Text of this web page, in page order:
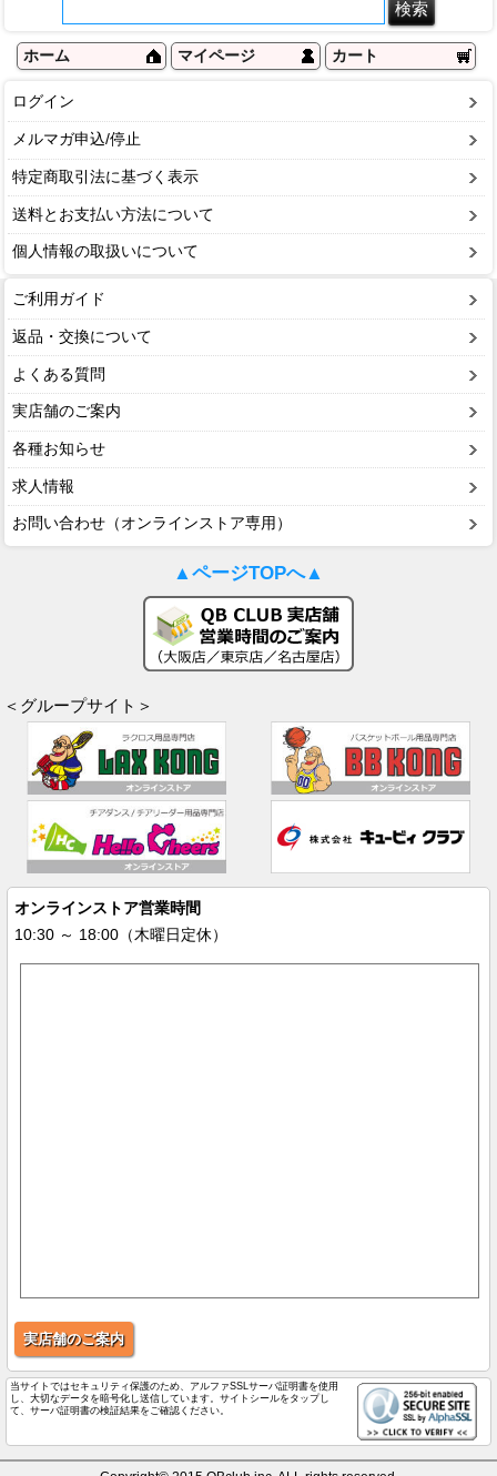
ホーム マイページ カート
ログイン
メルマガ申込/停止
特定商取引法に基づく表示
送料とお支払い方法について
個人情報の取扱いについて
ご利用ガイド
返品・交換について
よくある質問
実店舗のご案内
各種お知らせ
求人情報
お問い合わせ（オンラインストア専用）
▲ページTOPへ▲
＜グループサイト＞
オンラインストア営業時間
10:30 ～ 18:00（木曜日定休）
実店舗のご案内
当サイトではセキュリティ保護のため、アルファSSLサーバ証明書を使用
し、大切なデータを暗号化し送信しています。サイトシールをタップし
て、サーバ証明書の検証結果をご確認ください。